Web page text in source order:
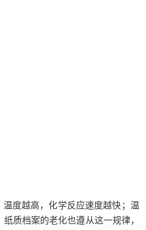
越高，化学反应速度越快；温
质档案的老化也遵从这一规律，